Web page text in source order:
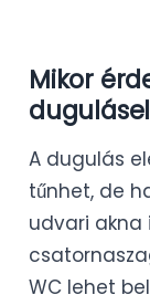
Mikor
A dugulás
tűnhet, de
udvari akna
WC lehet